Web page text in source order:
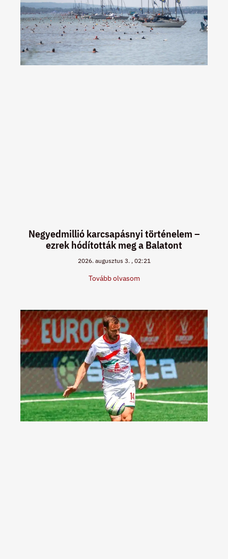
Negyedmillió karcsapásnyi történelem –
ezrek hódították meg a Balatont
2026. augusztus 3. 02:21
Tovább olvasom